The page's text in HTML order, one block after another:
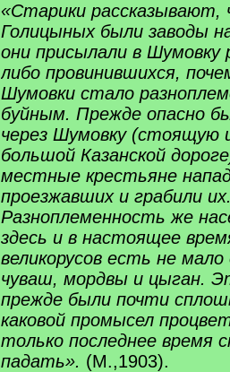
«Старики рассказывают,
Голицыных были заводы
они присылали в Шумовку
либо провинившихся,
Шумовки стало
буйным. Прежде опасно
через Шумовку (стоящую
большой Казанской
местные крестьяне
проезжавших и грабили
Разноплеменность же
здесь и в настоящее
великорусов есть не мало
чуваш, мордвы и цыган.
прежде были почти
каковой промысел
только последнее время
падать». (М.,1903).